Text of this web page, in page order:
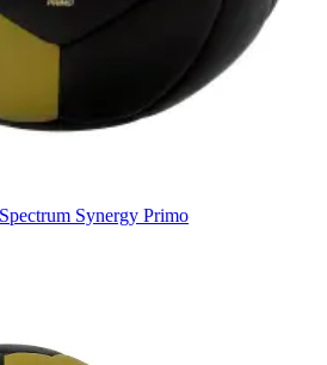
Synergy Primo